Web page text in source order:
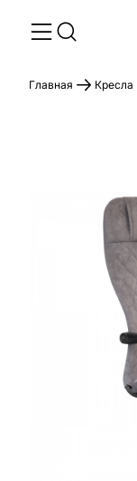
Главная Кресла